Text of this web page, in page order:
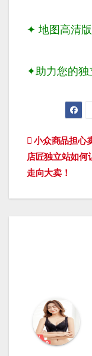
✦ 地图高清
✦助力您的独
文
章
导
小众商品担心
店匠独立站如何
走向大卖！